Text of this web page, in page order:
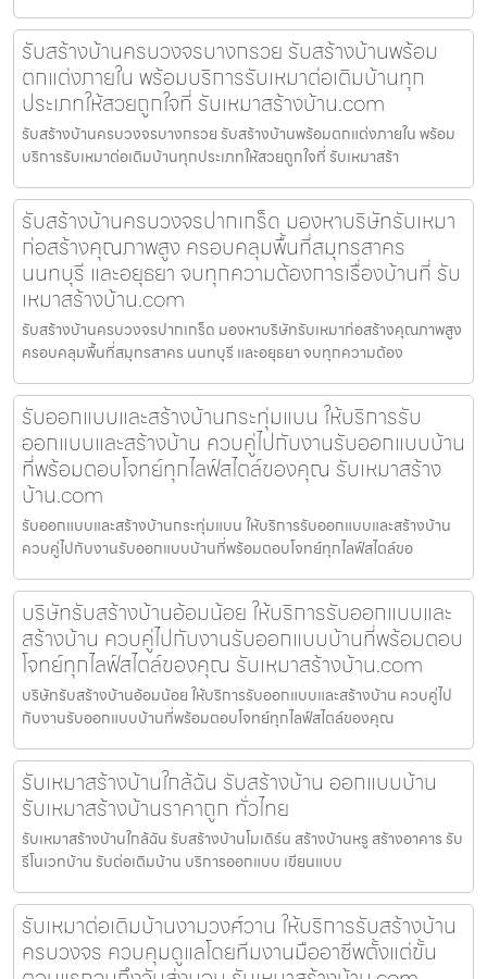
รับสร้างบ้านครบวงจรบางกรวย รับสร้างบ้านพร้อม
ตกแต่งภายใน พร้อมบริการรับเหมาต่อเติมบ้านทุก
ประเภทให้สวยถูกใจที่ รับเหมาสร้างบ้าน.com
รับสร้างบ้านครบวงจรบางกรวย รับสร้างบ้านพร้อมตกแต่งภายใน พร้อม
บริการรับเหมาต่อเติมบ้านทุกประเภทให้สวยถูกใจที่ รับเหมาสร้า
รับสร้างบ้านครบวงจรปากเกร็ด มองหาบริษัทรับเหมา
ก่อสร้างคุณภาพสูง ครอบคลุมพื้นที่สมุทรสาคร
นนทบุรี และอยุธยา จบทุกความต้องการเรื่องบ้านที่ รับ
เหมาสร้างบ้าน.com
รับสร้างบ้านครบวงจรปากเกร็ด มองหาบริษัทรับเหมาก่อสร้างคุณภาพสูง
ครอบคลุมพื้นที่สมุทรสาคร นนทบุรี และอยุธยา จบทุกความต้อง
รับออกแบบและสร้างบ้านกระทุ่มแบน ให้บริการรับ
ออกแบบและสร้างบ้าน ควบคู่ไปกับงานรับออกแบบบ้าน
ที่พร้อมตอบโจทย์ทุกไลฟ์สไตล์ของคุณ รับเหมาสร้าง
บ้าน.com
รับออกแบบและสร้างบ้านกระทุ่มแบน ให้บริการรับออกแบบและสร้างบ้าน
ควบคู่ไปกับงานรับออกแบบบ้านที่พร้อมตอบโจทย์ทุกไลฟ์สไตล์ขอ
บริษัทรับสร้างบ้านอ้อมน้อย ให้บริการรับออกแบบและ
สร้างบ้าน ควบคู่ไปกับงานรับออกแบบบ้านที่พร้อมตอบ
โจทย์ทุกไลฟ์สไตล์ของคุณ รับเหมาสร้างบ้าน.com
บริษัทรับสร้างบ้านอ้อมน้อย ให้บริการรับออกแบบและสร้างบ้าน ควบคู่ไป
กับงานรับออกแบบบ้านที่พร้อมตอบโจทย์ทุกไลฟ์สไตล์ของคุณ
รับเหมาสร้างบ้านใกล้ฉัน รับสร้างบ้าน ออกแบบบ้าน
รับเหมาสร้างบ้านราคาถูก ทั่วไทย
รับเหมาสร้างบ้านใกล้ฉัน รับสร้างบ้านโมเดิร์น สร้างบ้านหรู สร้างอาคาร รับ
รีโนเวทบ้าน รับต่อเติมบ้าน บริการออกแบบ เขียนแบบ
รับเหมาต่อเติมบ้านงามวงศ์วาน ให้บริการรับสร้างบ้าน
ครบวงจร ควบคุมดูแลโดยทีมงานมืออาชีพตั้งแต่ขั้น